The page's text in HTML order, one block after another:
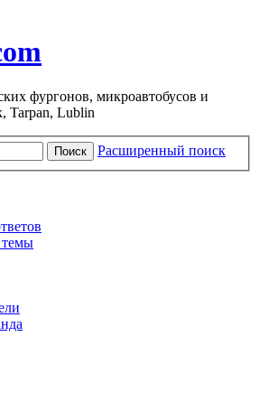
фургонов, микроавтобусов и
Tarpan, Lublin
Поиск Расширенный поиск